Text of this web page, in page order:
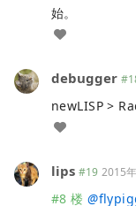
始。
debugger
newLISP >
lips #19 2015
#8 楼 @